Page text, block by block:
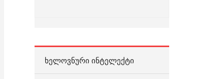
ᲮᲔᲚᲝᲕᲜᲣᲠᲘ ᲘᲜᲢᲔᲚᲔᲥᲢᲘ